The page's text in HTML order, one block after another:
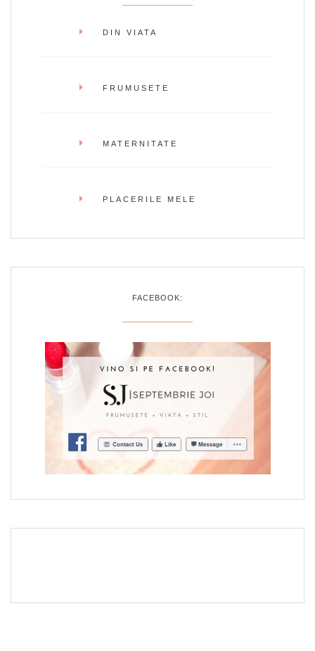
DIN VIATA
FRUMUSETE
MATERNITATE
PLACERILE MELE
FACEBOOK: